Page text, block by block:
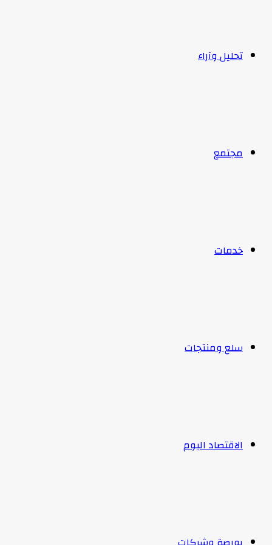
تحليل وآراء
مجتمع
خدمات
سلع ومنتجات
الاقتصاد اليوم